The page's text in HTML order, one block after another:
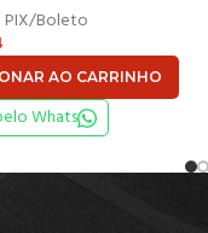
PIX/Boleto
AO CARRINHO
Whats